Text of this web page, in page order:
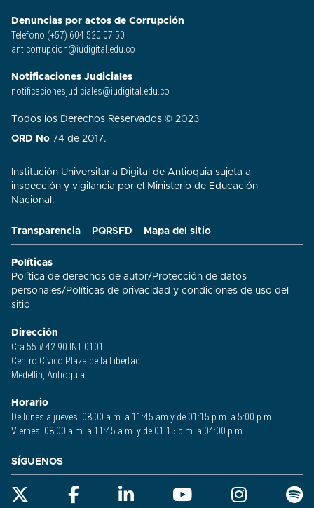
Transparencia PQRSFD Mapa del sitio
Políticas
Política de derechos de autor/ Protección de datos
personales/ Políticas de privacidad y condiciones de uso del
sitio​
Dirección
Cra 55 # 42 90 INT 0101
Centro Cívico Plaza de la Libertad
Medellín, Antioquia
Horario
De lunes a jueves: 08:00 a.m. a 11:45 am y de 01:15 p.m. a 5:00 p.m.
Viernes: 08:00 a.m. a 11:45 a.m. y de 01:15 p.m. a 04:00 p.m.
Denuncias por actos de Corrupción
Teléfono:(+57) 604 520 07 50
anticorrupcion@iudigital.edu.co
Notificaciones Judiciales
notificacionesjudiciales@iudigital.edu.co
Todos los Derechos Reservados © 2023
ORD No 74 de 2017.
Institución Universitaria Digital de Antioquia sujeta a
inspección y vigilancia por el Ministerio de Educación
Nacional.
SÍGUENOS